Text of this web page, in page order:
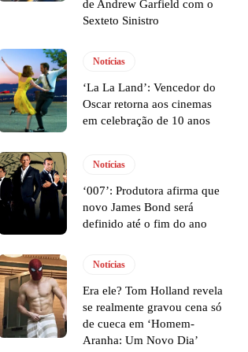
de Andrew Garfield com o
Sexteto Sinistro
Notícias
‘La La Land’: Vencedor do
Oscar retorna aos cinemas
em celebração de 10 anos
Notícias
‘007’: Produtora afirma que
novo James Bond será
definido até o fim do ano
Notícias
Era ele? Tom Holland revela
se realmente gravou cena só
de cueca em ‘Homem-
Aranha: Um Novo Dia’